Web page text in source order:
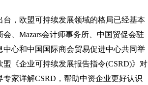
台，欧盟可持续发展领域的格局已经基本
、Mazars会计师事务所、中国贸促会驻
心和中国国际商会贸易促进中心共同举
《企业可持续发展报告指令(CSRD)》对
家详解CSRD，帮助中资企业更好认识